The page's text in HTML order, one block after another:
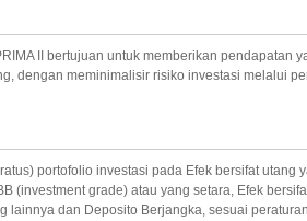
II bertujuan untuk memberikan
dengan meminimalisir risiko investasi melalui
portofolio investasi pada Efek bersifat
(investment grade) atau yang setara, Efek
lainnya dan Deposito Berjangka, sesuai